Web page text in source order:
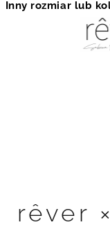
rêver
Inny rozmiar lub